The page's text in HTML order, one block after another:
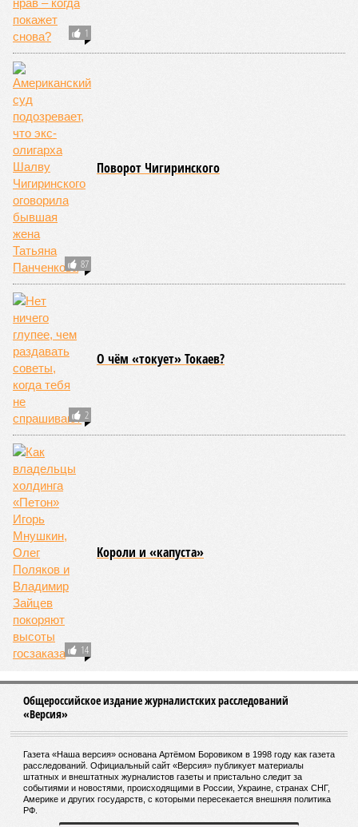
На втором месте в рейтинге A-Z Animals как раз цунами. В
этом плане к уязвимым регионам относятся: побережье
Индийского океана, тихо­океанские побережья Японии и
США, а также некоторые районы Карибского бассейна и
Средиземноморья. То есть в зоне риска уже не только
Поднебесная с Индией – не так ли?
«Бронзу» получают извержения супервулканов – «Наша
Версия» уже
окончательно проснётся знаменитый Йеллоустоун. Это
грозит не только уничтожением части Соединённых
Штатов, но и общепланетарной катастрофой вплоть до
возникновения «вулканической зимы». Флегрейские поля в
Италии, кстати, тоже не стоит сбрасывать со счетов. Равно
как и многие другие до поры спящие вулканические
районы.
Невидимый убийца
Упоминают эксперты и жару вкупе с засухой и
следующими отсюда лесными пожарами. Тут в группе
риска запад США, юг Европы, Австралия, Ближний Восток,
а также некоторые районы Бразилии и Африки к югу от
Сахары. Леса начинают гореть всё чаще и чаще,
достаточно посмотреть общемировую статистику; сотни
тысяч людей остаются без крова, десятки тысяч – гибнут.
Но проблема не только в этом. Проблема ещё и в том, что
огонь уничтожает лесную экосистему, сельское хозяйство
и кропотливо созданную человеком инфраструктуру.
Учитывая то, что пожары начинают становиться чуть ли не
ежегодной реальностью на фоне глобального потепления,
год за годом их будет всё больше, и здесь уже среди
прочего в большой опасности Европа. Небывалая жара,
зафиксированная в этом и прошлом годах в Италии и во
Франции, тому лучшее подтверждение.
Есть в перечне A-Z Animals и экзотика, впрочем, не менее
смертоносная. Это, в частности, «лимнические
извержения», о которых мало кто слышал. Речь идёт о
явлениях, когда большое количество углекислого газа
удушающее газовое облако, которое безжалостно убивает
людей и животных. Катастрофа на озере Ньос в Камеруне
в 1986 году остаётся одним из наиболее чудовищных
примеров: более 1700 человек и тысячи голов скота
погибли из-за внезапного выброса CO₂, накрывшего
близлежащие деревни.
И здесь мы плавно подходим к тому, чем все эти
стихийные бедствия могут закончиться. А именно – к